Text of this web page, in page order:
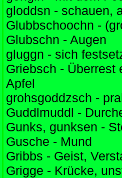
gloddsn - schauen,
Glubbschoochn -
Glubschn - Augen
gluggn - sich
Griebsch - Überrest
Apfel
grohsgoddzsch -
Guddlmuddl -
Gunks, gunksen -
Gusche - Mund
Gribbs - Geist,
Grigge - Krücke,